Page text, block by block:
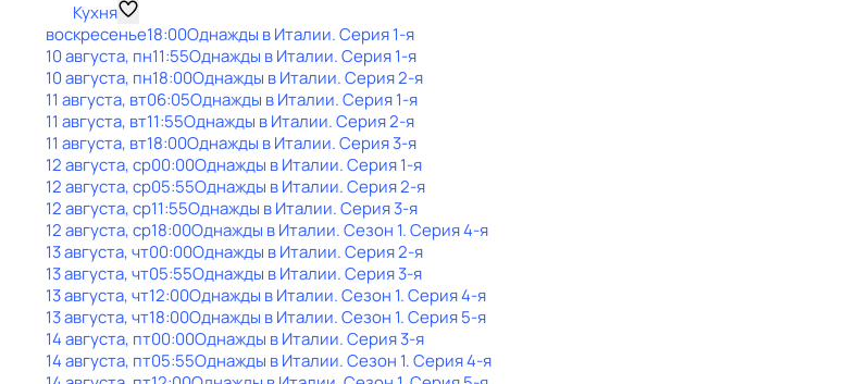
Кухня
воскресенье18:00Однажды в Италии. Серия 1-я
10 августа, пн11:55Однажды в Италии. Серия 1-я
10 августа, пн18:00Однажды в Италии. Серия 2-я
11 августа, вт06:05Однажды в Италии. Серия 1-я
11 августа, вт11:55Однажды в Италии. Серия 2-я
11 августа, вт18:00Однажды в Италии. Серия 3-я
12 августа, ср00:00Однажды в Италии. Серия 1-я
12 августа, ср05:55Однажды в Италии. Серия 2-я
12 августа, ср11:55Однажды в Италии. Серия 3-я
12 августа, ср18:00Однажды в Италии. Сезон 1. Серия 4-я
13 августа, чт00:00Однажды в Италии. Серия 2-я
13 августа, чт05:55Однажды в Италии. Серия 3-я
13 августа, чт12:00Однажды в Италии. Сезон 1. Серия 4-я
13 августа, чт18:00Однажды в Италии. Сезон 1. Серия 5-я
14 августа, пт00:00Однажды в Италии. Серия 3-я
14 августа, пт05:55Однажды в Италии. Сезон 1. Серия 4-я